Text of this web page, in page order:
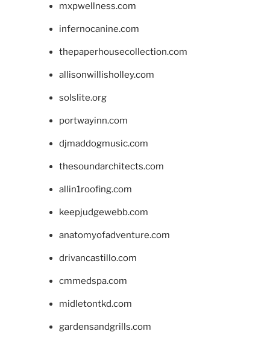
mxpwellness.com
infernocanine.com
thepaperhousecollection.com
allisonwillisholley.com
solslite.org
portwayinn.com
djmaddogmusic.com
thesoundarchitects.com
allin1roofing.com
keepjudgewebb.com
anatomyofadventure.com
drivancastillo.com
cmmedspa.com
midletontkd.com
gardensandgrills.com